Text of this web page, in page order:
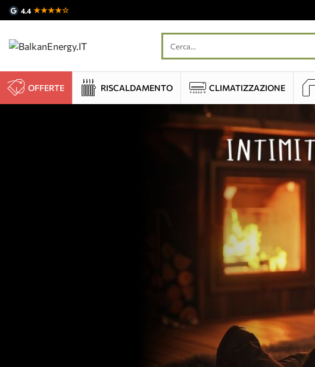
4.4 ★★★★☆
OFFERTE RISCALDAMENTO CLIMATIZZAZIONE